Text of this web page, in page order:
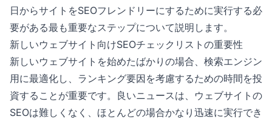
日からサイトをSEOフレンドリーにするために実行する必
要がある最も重要なステップについて説明します。
新しいウェブサイト向けSEOチェックリストの重要性
新しいウェブサイトを始めたばかりの場合、検索エンジン
用に最適化し、ランキング要因を考慮するための時間を投
資することが重要です。良いニュースは、ウェブサイトの
SEOは難しくなく、ほとんどの場合かなり迅速に実行でき